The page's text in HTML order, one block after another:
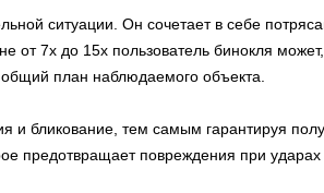
ситуации. Он сочетает в себе
от 7х до 15х пользователь бинокля
план наблюдаемого объекта.
бликование, тем самым гарантируя
предотвращает повреждения при ударах